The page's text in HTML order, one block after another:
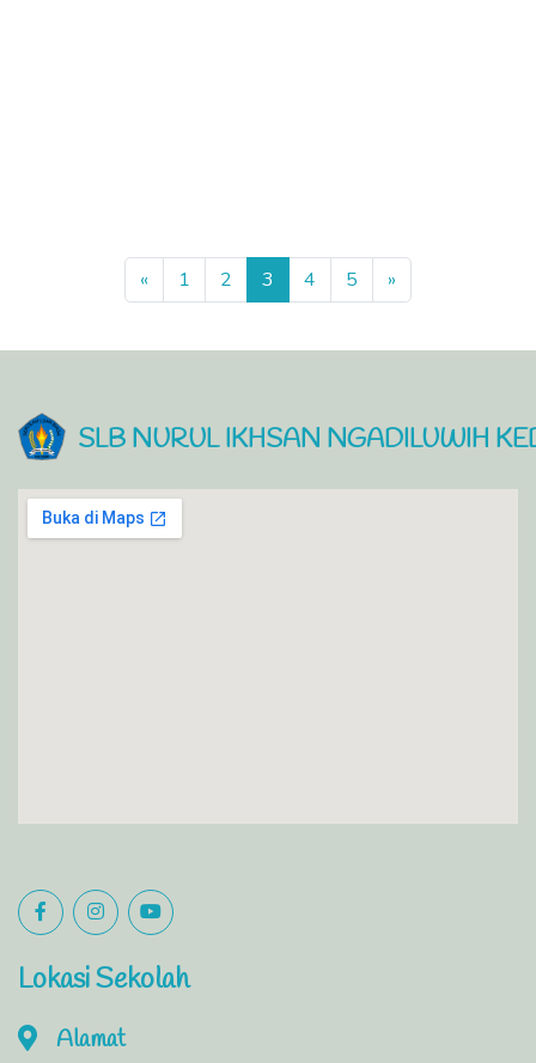
« Previous
1 2 3 4 5 »
SLB NURUL IKHSAN NGADILUWIH
Lokasi Sekolah
Alamat